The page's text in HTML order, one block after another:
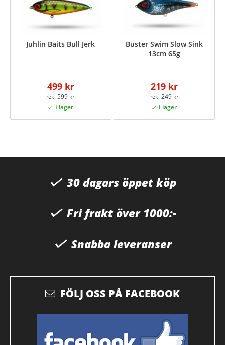
Juhlin Baits Bull Jerk
499 kr
599 kr
Buster Swim Slow Sink
13cm 65g
219 kr
249 kr
30 dagars öppet köp
Fri frakt över 1000:-
Snabba leveranser
FÖLJ OSS PÅ FACEBOOK